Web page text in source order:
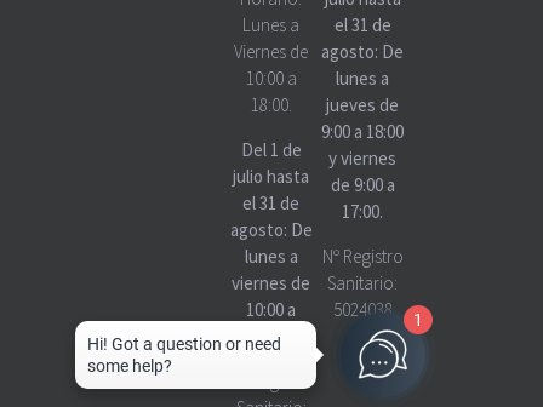
Lunes a
Viernes de
10:00 a
18:00.
Del 1 de
julio hasta
el 31 de
agosto: De
lunes a
viernes de
10:00 a
18:00
Nº Registro
el 31 de
agosto: De
lunes a
jueves de
9:00 a 18:00
y viernes
de 9:00 a
17:00.
Nº Registro
Sanitario:
5024038
1